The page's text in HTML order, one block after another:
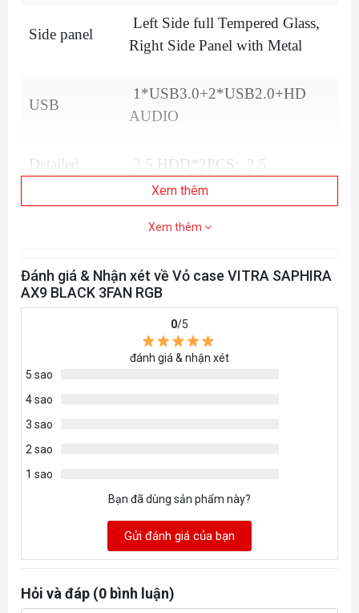
Side panel
Left Side full Tempered Glass,
Right Side Panel with Metal
USB
1*USB3.0+2*USB2.0+HD
AUDIO
Detailed
3.5 HDD*2PCS; 2.5
SSD*2PCS
Display Card
350mm, 7 slots
Supporting
Fans
Bottom 12cm * 2pcs (option)
Front 240/280mm , Top
Xem thêm
Xem thêm
Đánh giá & Nhận xét về Vỏ case VITRA SAPHIRA
AX9 BLACK 3FAN RGB
0/5
đánh giá & nhận xét
5 sao
4 sao
3 sao
2 sao
1 sao
Bạn đã dùng sản phẩm này?
Gửi đánh giá của bạn
Hỏi và đáp (0 bình luận)